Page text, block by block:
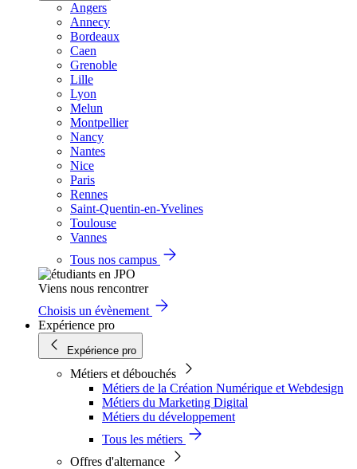
Angers
Annecy
Bordeaux
Caen
Grenoble
Lille
Lyon
Melun
Montpellier
Nancy
Nantes
Nice
Paris
Rennes
Saint-Quentin-en-Yvelines
Toulouse
Vannes
Tous nos campus
Viens nous rencontrer
Choisis un évènement
Expérience pro
Expérience pro
Métiers et débouchés
Métiers de la Création Numérique et Webdesign
Métiers du Marketing Digital
Métiers du développement
Tous les métiers
Offres d'alternance